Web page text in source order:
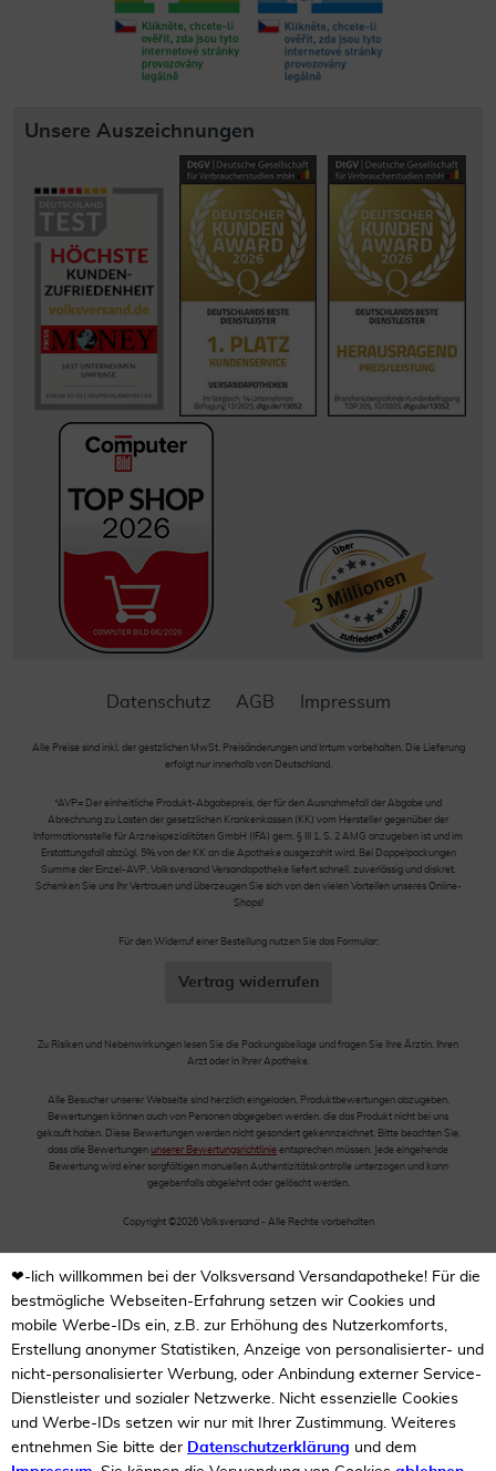
Unsere Auszeichnungen
Datenschutz AGB Impressum
Alle Preise sind inkl. der gestzlichen MwSt. Preisänderungen und Irrtum vorbehalten. Die Lieferung
erfolgt nur innerhalb von Deutschland.
*AVP= Der einheitliche Produkt-Abgabepreis, der für den Ausnahmefall der Abgabe und
Abrechnung zu Lasten der gesetzlichen Krankenkassen (KK) vom Hersteller gegenüber der
Informationsstelle für Arzneispezialitäten GmbH (IFA) gem. § III 1, S. 2 AMG anzugeben ist und im
Erstattungsfall abzügl. 5% von der KK an die Apotheke ausgezahlt wird. Bei Doppelpackungen
Summe der Einzel-AVP. Volksversand Versandapotheke liefert schnell, zuverlässig und diskret.
Schenken Sie uns Ihr Vertrauen und überzeugen Sie sich von den vielen Vorteilen unseres Online-
Shops!
Für den Widerruf einer Bestellung nutzen Sie das Formular:
Vertrag widerrufen
Zu Risiken und Nebenwirkungen lesen Sie die Packungsbeilage und fragen Sie Ihre Ärztin, Ihren
Arzt oder in Ihrer Apotheke.
Alle Besucher unserer Webseite sind herzlich eingeladen, Produktbewertungen abzugeben.
Bewertungen können auch von Personen abgegeben werden, die das Produkt nicht bei uns
gekauft haben. Diese Bewertungen werden nicht gesondert gekennzeichnet. Bitte beachten Sie,
dass alle Bewertungen unserer Bewertungsrichtlinie entsprechen müssen. Jede eingehende
Bewertung wird einer sorgfältigen manuellen Authentizitätskontrolle unterzogen und kann
gegebenfalls abgelehnt oder gelöscht werden.
Copyright ©2026 Volksversand - Alle Rechte vorbehalten
❤-lich willkommen bei der Volksversand Versandapotheke! Für die
bestmögliche Webseiten-Erfahrung setzen wir Cookies und
mobile Werbe-IDs ein, z.B. zur Erhöhung des Nutzerkomforts,
Erstellung anonymer Statistiken, Anzeige von personalisierter- und
nicht-personalisierter Werbung, oder Anbindung externer Service-
Dienstleister und sozialer Netzwerke. Nicht essenzielle Cookies
und Werbe-IDs setzen wir nur mit Ihrer Zustimmung. Weiteres
entnehmen Sie bitte der Datenschutzerklärung und dem